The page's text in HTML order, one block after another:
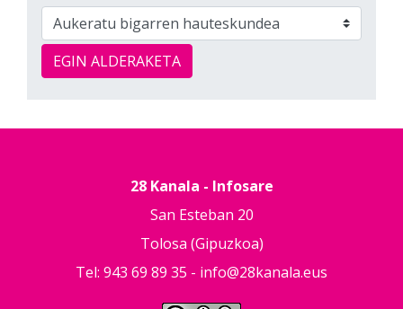
EGIN ALDERAKETA
28 Kanala - Infosare
San Esteban 20
Tolosa (Gipuzkoa)
Tel: 943 69 89 35 - info@28kanala.eus